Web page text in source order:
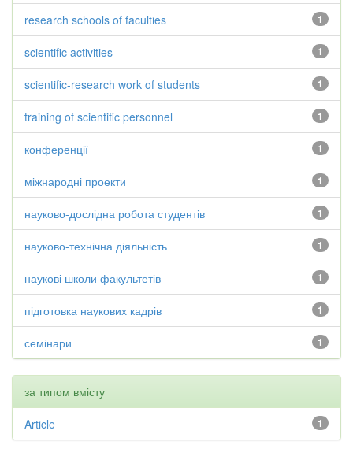
1
research schools of faculties
1
scientific activities
1
scientific-research work of students
1
training of scientific personnel
1
конференції
1
міжнародні проекти
1
науково-дослідна робота студентів
1
науково-технічна діяльність
1
наукові школи факультетів
1
підготовка наукових кадрів
1
семінари
за типом вмісту
1
Article